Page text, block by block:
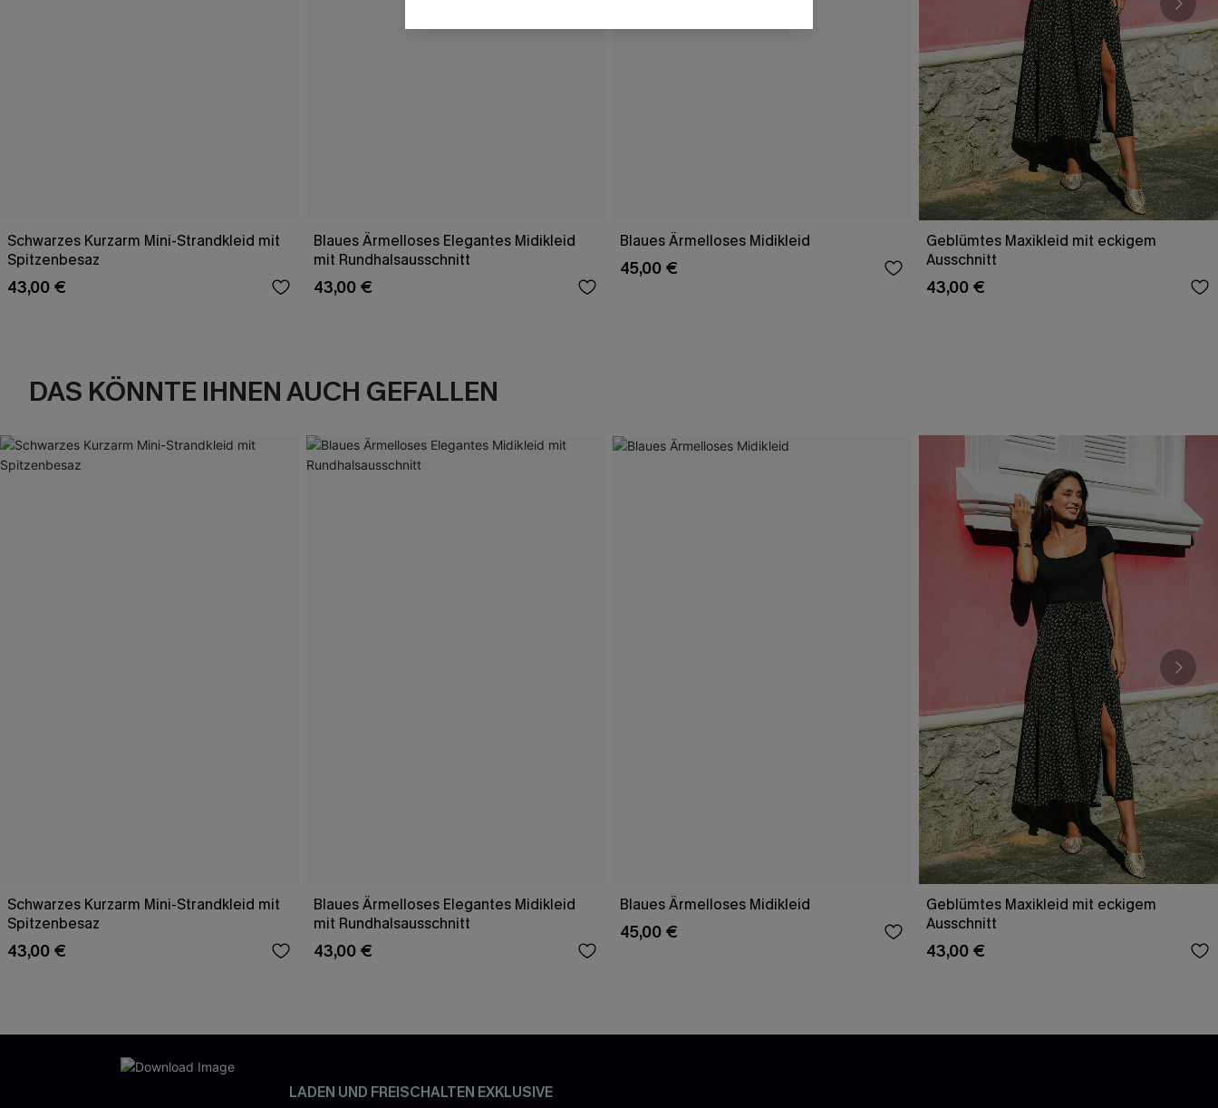
Schwarzes Kurzarm Mini-Strandkleid mit
Spitzenbesaz
43,00 €
Blaues Ärmelloses Elegantes Midikleid
mit Rundhalsausschnitt
43,00 €
Blaues Ärmelloses Midikleid
45,00 €
Geblümtes Maxikleid mit eckigem
Ausschnitt
43,00 €
DAS KÖNNTE IHNEN AUCH GEFALLEN
Schwarzes Kurzarm Mini-Strandkleid mit
Spitzenbesaz
43,00 €
Blaues Ärmelloses Elegantes Midikleid
mit Rundhalsausschnitt
43,00 €
Blaues Ärmelloses Midikleid
45,00 €
Geblümtes Maxikleid mit eckigem
Ausschnitt
43,00 €
LADEN UND FREISCHALTEN EXKLUSIVE